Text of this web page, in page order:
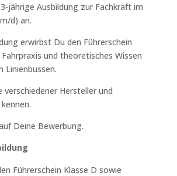
jährige Ausbildung zur Fachkraft im
d) an.
erwirbst Du den Führerschein
und theoretisches Wissen
Linienbussen.
verschiedener Hersteller und
Deine Bewerbung.
Führerschein Klasse D sowie